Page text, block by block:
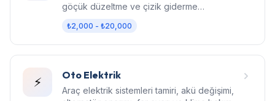
göçük düzeltme ve çizik giderme
₺2,000 - ₺20,000
⚡ Oto Elektrik
Araç elektrik sistemleri tamiri, akü değişimi,